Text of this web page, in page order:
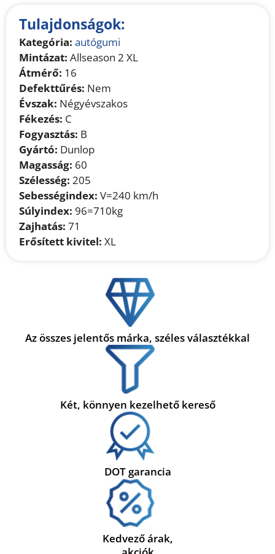
Tulajdonságok:
Kategória: autógumi
Mintázat: Allseason 2 XL
Átmérő: 16
Defekttűrés: Nem
Évszak: Négyévszakos
Fékezés: C
Fogyasztás: B
Gyártó: Dunlop
Magasság: 60
Szélesség: 205
Sebességindex: V=240 km/h
Súlyindex: 96=710kg
Zajhatás: 71
Erősített kivitel: XL
Az összes jelentős márka, széles választékkal
Két, könnyen kezelhető kereső
DOT garancia
Kedvező árak,